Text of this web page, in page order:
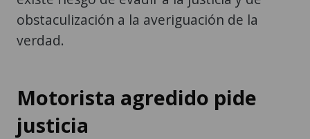
obstaculización a la averiguación de la
verdad.
Motorista agredido pide
justicia